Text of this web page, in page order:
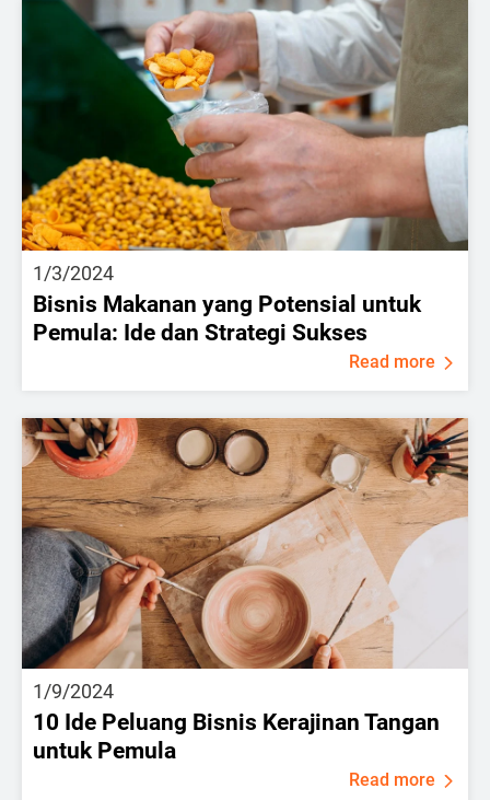
1/3/2024
Bisnis Makanan yang Potensial untuk
Pemula: Ide dan Strategi Sukses
Read more
1/9/2024
10 Ide Peluang Bisnis Kerajinan Tangan
untuk Pemula
Read more